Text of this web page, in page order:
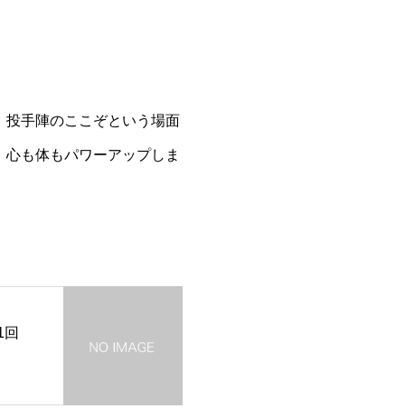
手陣のここぞという場面
も体もパワーアップしま